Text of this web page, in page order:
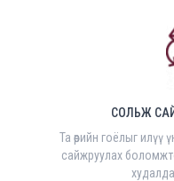
СОЛЬЖ
Та өөрийн гоёлыг
сайжруулах